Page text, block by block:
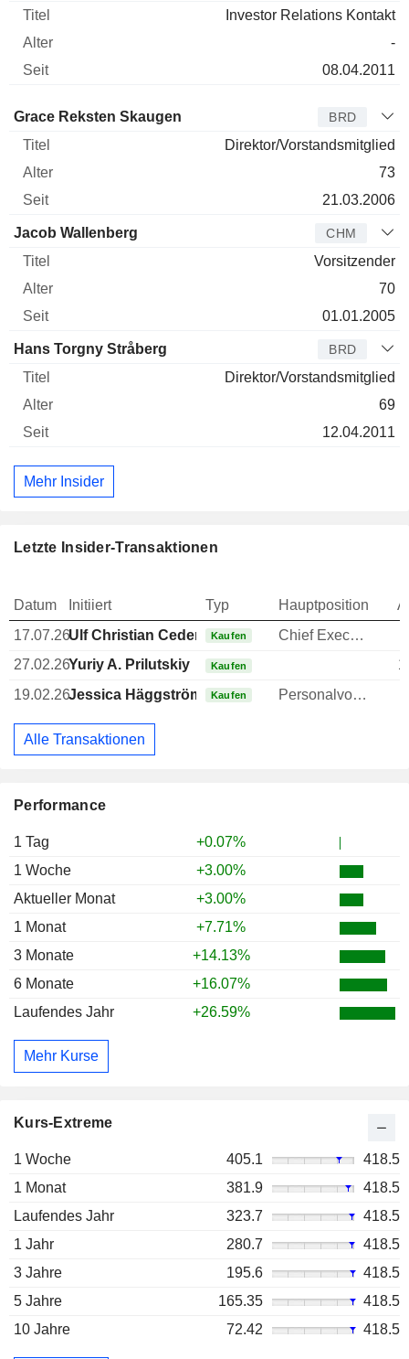
Performance
1 Tag
+0.07%
1 Woche
+3.00%
Aktueller Monat
+3.00%
1 Monat
+7.71%
3 Monate
+14.13%
6 Monate
+16.07%
Laufendes Jahr
+26.59%
Mehr Kurse
Kurs-Extreme
1 Woche 405.1
418.5
1 Monat
381.9
418.5
Laufendes Jahr
323.7
418.5
1 Jahr
280.7
418.5
3 Jahre
195.6
418.5
5 Jahre
165.35
418.5
10 Jahre
72.42 418.5
Investor Relations Kontakt
-
08.04.2011
Verwaltungsratsmitglied Titel
Grace Reksten Skaugen BRD
Direktor/Vorstandsmitglied
73
21.03.2006
Jacob Wallenberg CHM
Vorsitzender
70
01.01.2005
Hans Torgny Stråberg BRD
Direktor/Vorstandsmitglied
69
12.04.2011
Mehr Insider
Letzte Insider-Transaktionen
Datum Initiiert Typ Hauptposition
17.07.26Ulf Christian Cederholm
Kaufen Chief Executive Officer (CEO)
27.02.26Yuriy A. Prilutskiy Kaufen
19.02.26Jessica Häggström Kaufen Personalvorstand
Alle Transaktionen